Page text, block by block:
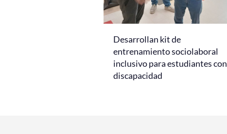
Desarrollan kit de
entrenamiento sociolaboral
inclusivo para estudiantes con
discapacidad